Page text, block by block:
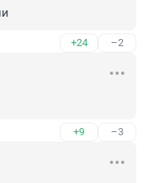
+24 –2
+9 –3